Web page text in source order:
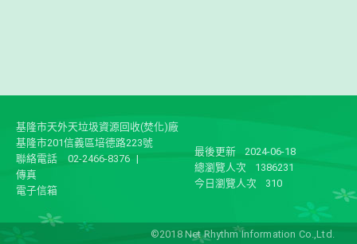
基隆市天外天垃圾資源回收(焚化)廠
基隆市201信義區培德路223號
聯絡電話
02-2466-8376 |
傳真
電子信箱
最後更新
2024-06-18
總瀏覽人次
1386231
今日瀏覽人次
310
©2018 Net Rhythm Information Co.,Ltd.